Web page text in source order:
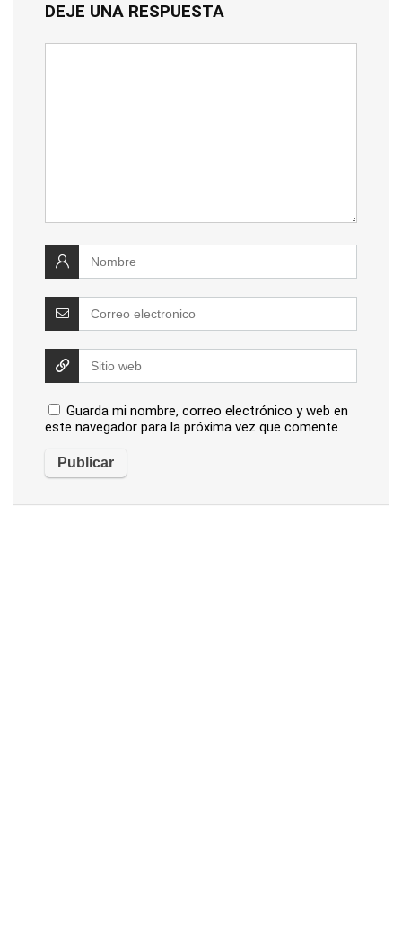
DEJE UNA RESPUESTA
Guarda mi nombre, correo electrónico y web en
este navegador para la próxima vez que comente.